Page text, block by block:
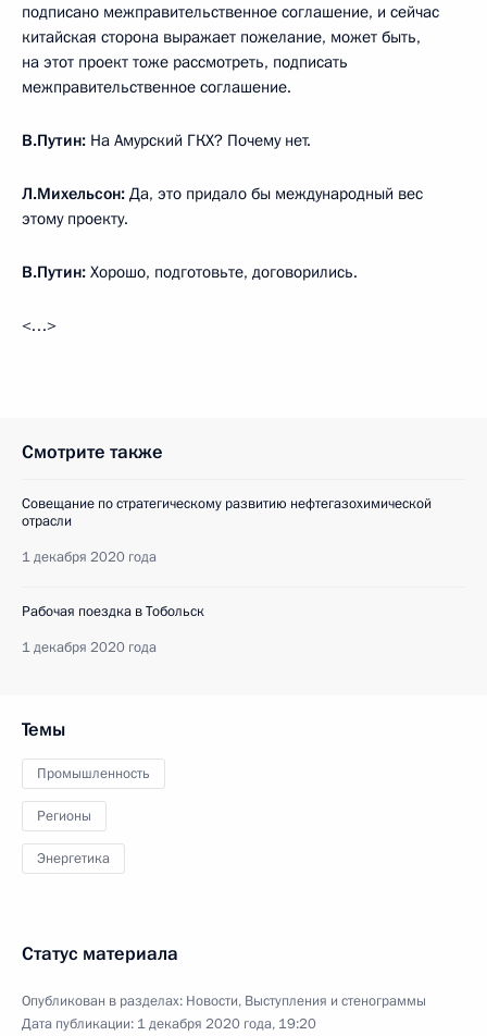
подписано межправительственное соглашение, и сейчас
китайская сторона выражает пожелание, может быть,
на этот проект тоже рассмотреть, подписать
межправительственное соглашение.
В.Путин: На Амурский ГКХ? Почему нет.
Л.Михельсон: Да, это придало бы международный вес
этому проекту.
В.Путин: Хорошо, подготовьте, договорились.
<…>
Смотрите также
Совещание по стратегическому развитию нефтегазохимической
отрасли
1 декабря 2020 года
Рабочая поездка в Тобольск
1 декабря 2020 года
Темы
Промышленность
Регионы
Энергетика
Статус материала
Опубликован в разделах: Новости, Выступления и стенограммы
Дата публикации: 1 декабря 2020 года, 19:20